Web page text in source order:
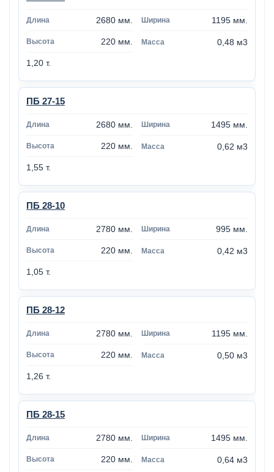
2680 мм. 1195 мм.
220 мм. 0,48 м3
1,20 т.
ПБ 27-15
2680 мм. 1495 мм.
220 мм. 0,62 м3
1,55 т.
ПБ 28-10
2780 мм. 995 мм.
220 мм. 0,42 м3
1,05 т.
ПБ 28-12
2780 мм. 1195 мм.
220 мм. 0,50 м3
1,26 т.
ПБ 28-15
2780 мм. 1495 мм.
220 мм. 0,64 м3